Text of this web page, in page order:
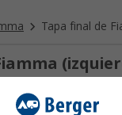
Tapa final de